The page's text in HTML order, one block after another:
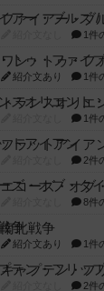
1件
ワン・トゥ・フ
紹介文あり 1件
1件
フラットアイア
2件
エコーズ・オブ
8件
南北戦争
紹介文あり 1件
2件